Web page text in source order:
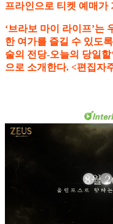
프라인으로 티켓 예매가
‘브라보 마이 라이프’는
한 여가를 즐길 수 있도
술의 전당-오늘의 당일
으로 소개한다. <편집자